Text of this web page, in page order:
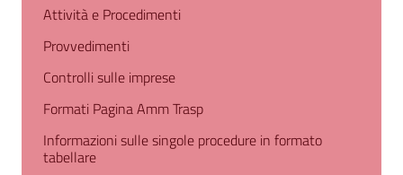
Attività e Procedimenti
Provvedimenti
Controlli sulle imprese
Formati Pagina Amm Trasp
Informazioni sulle singole procedure in formato
tabellare